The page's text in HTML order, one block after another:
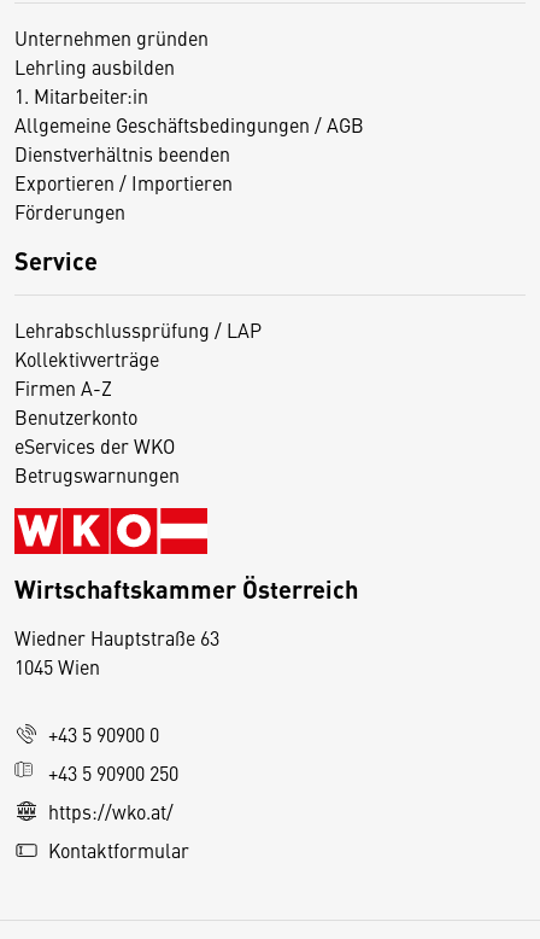
Unternehmen gründen
Lehrling ausbilden
1. Mitarbeiter:in
Allgemeine Geschäftsbedingungen / AGB
Dienstverhältnis beenden
Exportieren / Importieren
Förderungen
Service
Lehrabschlussprüfung / LAP
Kollektivverträge
Firmen A-Z
Benutzerkonto
eServices der WKO
Betrugswarnungen
Wirtschaftskammer Österreich
Wiedner Hauptstraße 63
1045 Wien
+43 5 90900 0
+43 5 90900 250
https://wko.at/
Kontaktformular
D
s
e
S
e